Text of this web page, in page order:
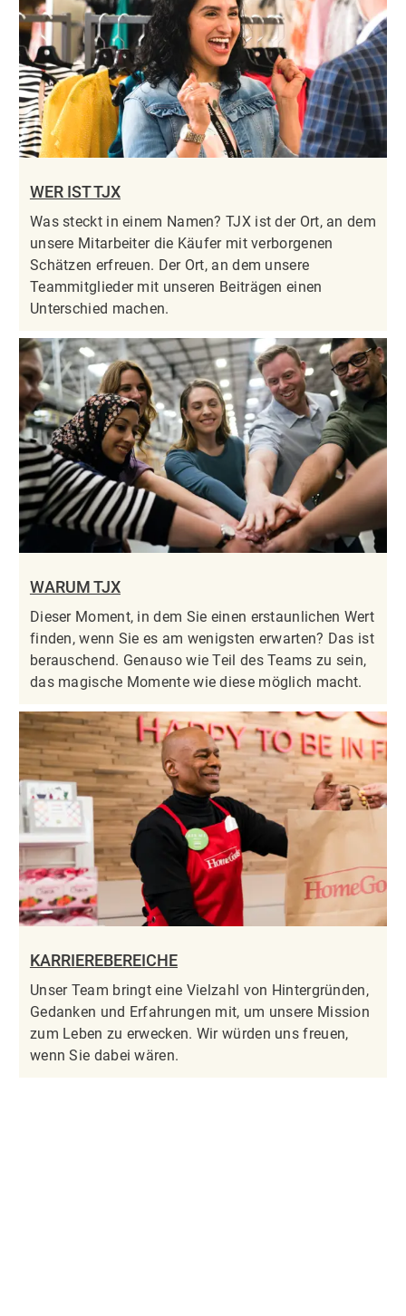
WER IST TJX
Was steckt in einem Namen? TJX ist der Ort, an dem
unsere Mitarbeiter die Käufer mit verborgenen
Schätzen erfreuen. Der Ort, an dem unsere
Teammitglieder mit unseren Beiträgen einen
Unterschied machen.
WARUM TJX
Dieser Moment, in dem Sie einen erstaunlichen Wert
finden, wenn Sie es am wenigsten erwarten? Das ist
berauschend. Genauso wie Teil des Teams zu sein,
das magische Momente wie diese möglich macht.
KARRIEREBEREICHE
Unser Team bringt eine Vielzahl von Hintergründen,
Gedanken und Erfahrungen mit, um unsere Mission
zum Leben zu erwecken. Wir würden uns freuen,
wenn Sie dabei wären.